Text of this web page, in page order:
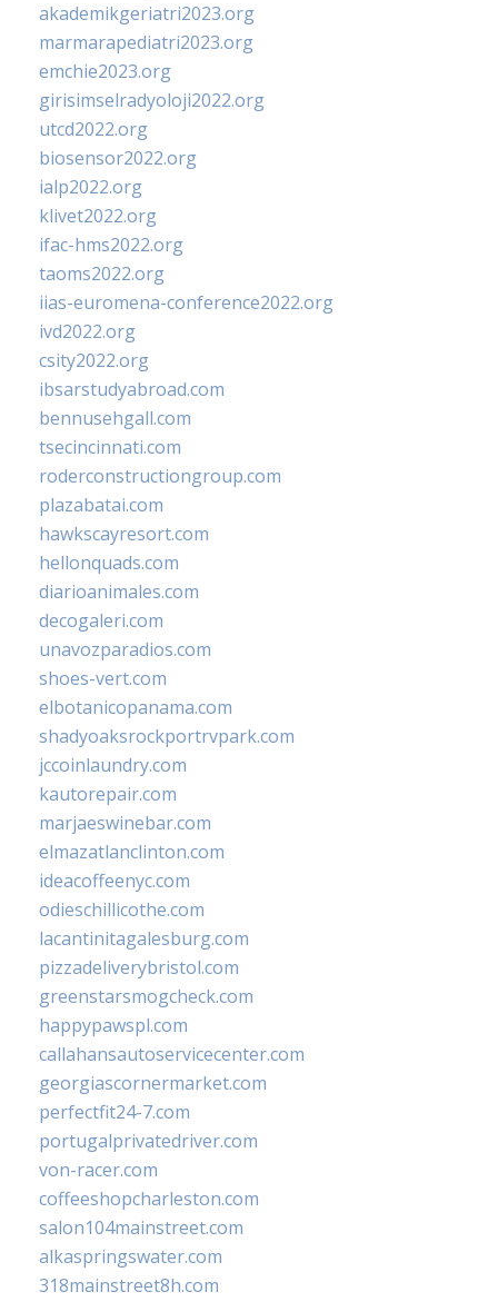
akademikgeriatri2023.org
marmarapediatri2023.org
emchie2023.org
girisimselradyoloji2022.org
utcd2022.org
biosensor2022.org
ialp2022.org
klivet2022.org
ifac-hms2022.org
taoms2022.org
iias-euromena-conference2022.org
ivd2022.org
csity2022.org
ibsarstudyabroad.com
bennusehgall.com
tsecincinnati.com
roderconstructiongroup.com
plazabatai.com
hawkscayresort.com
hellonquads.com
diarioanimales.com
decogaleri.com
unavozparadios.com
shoes-vert.com
elbotanicopanama.com
shadyoaksrockportrvpark.com
jccoinlaundry.com
kautorepair.com
marjaeswinebar.com
elmazatlanclinton.com
ideacoffeenyc.com
odieschillicothe.com
lacantinitagalesburg.com
pizzadeliverybristol.com
greenstarsmogcheck.com
happypawspl.com
callahansautoservicecenter.com
georgiascornermarket.com
perfectfit24-7.com
portugalprivatedriver.com
von-racer.com
coffeeshopcharleston.com
salon104mainstreet.com
alkaspringswater.com
318mainstreet8h.com